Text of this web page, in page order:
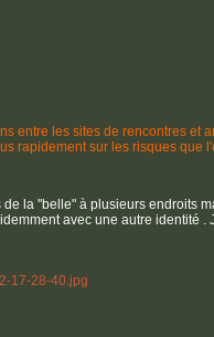
entre les sites de rencontres
rapidement sur les risques que
la ''belle" à plusieurs endroits
avec une autre identité